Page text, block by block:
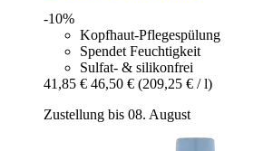
-10%
Kopfhaut-Pflegespülung
Spendet Feuchtigkeit
Sulfat- & silikonfrei
41,85 € 46,50 € (209,25 € / l)
Zustellung bis 08. August